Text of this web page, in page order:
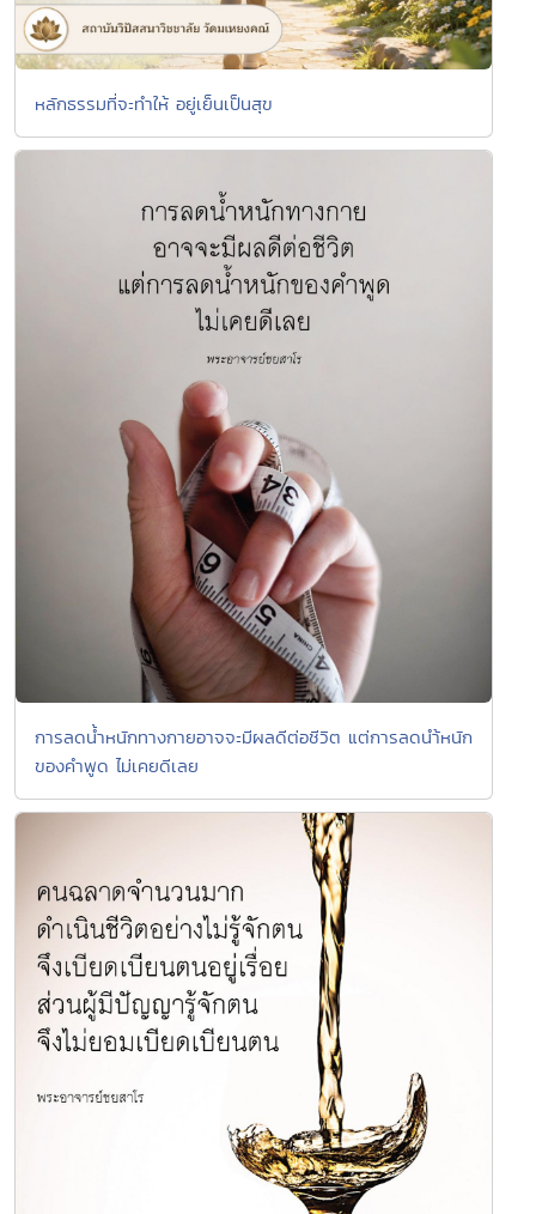
หลักธรรมที่จะทำให้ อยู่เย็นเป็นสุข
การลดน้ำหนักทางกายอาจจะมีผลดีต่อชีวิต แต่การลดนำ้หนัก
ของคำพูด ไม่เคยดีเลย